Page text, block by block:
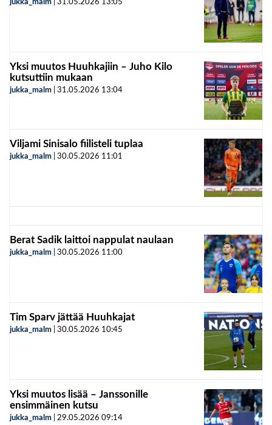
jukka_malm 31.05.2026 13:05
Yksi muutos Huuhkajiin – Juho Kilo
kutsuttiin mukaan
jukka_malm 31.05.2026 13:04
Viljami Sinisalo fiilisteli tuplaa
jukka_malm 30.05.2026 11:01
Berat Sadik laittoi nappulat naulaan
jukka_malm 30.05.2026 11:00
Tim Sparv jättää Huuhkajat
jukka_malm 30.05.2026 10:45
Yksi muutos lisää – Janssonille
ensimmäinen kutsu
jukka_malm 29.05.2026 09:14